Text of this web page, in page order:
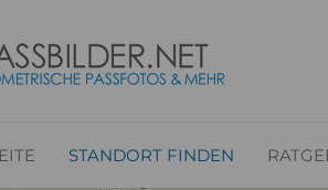
STANDORT FINDEN